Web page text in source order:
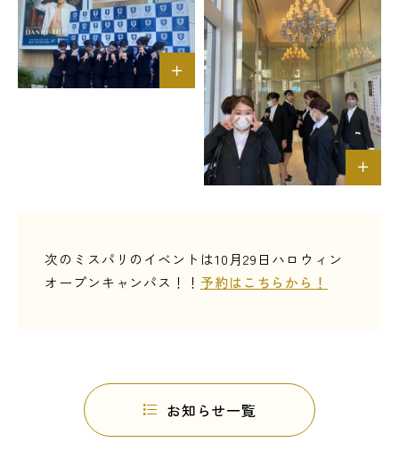
次のミスパリのイベントは10月29日ハロウィン
オープンキャンパス！！ 予約はこちらから！
お知らせ一覧